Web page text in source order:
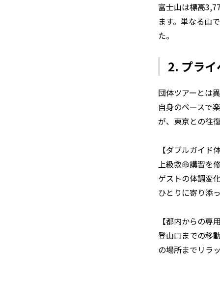
富士山は標高
ます。単なる山
た。
2. プラ
団体ツアーとは
自身のペースで
が、東京との往
【ダブルガイド
上級救命講習を
ゲストの体調変
ひとりに寄り添
【都内からの専
登山口までの移
の場所までリラ